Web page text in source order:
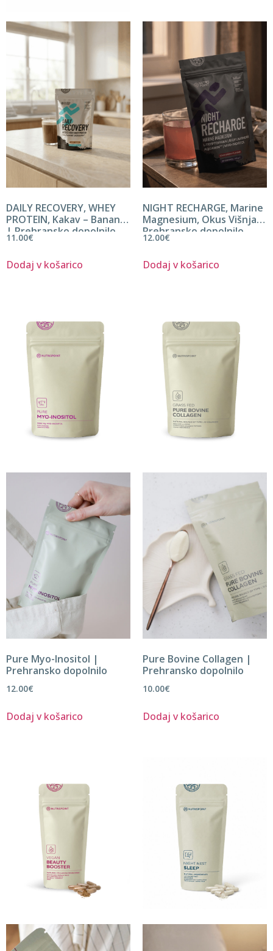
DAILY RECOVERY, WHEY
PROTEIN, Kakav – Banana
| Prehransko dopolnilo
11.00€
Dodaj v košarico
NIGHT RECHARGE, Marine
Magnesium, Okus Višnja |
Prehransko dopolnilo
12.00€
Dodaj v košarico
Pure Myo-Inositol |
Prehransko dopolnilo
12.00€
Dodaj v košarico
Pure Bovine Collagen |
Prehransko dopolnilo
10.00€
Dodaj v košarico